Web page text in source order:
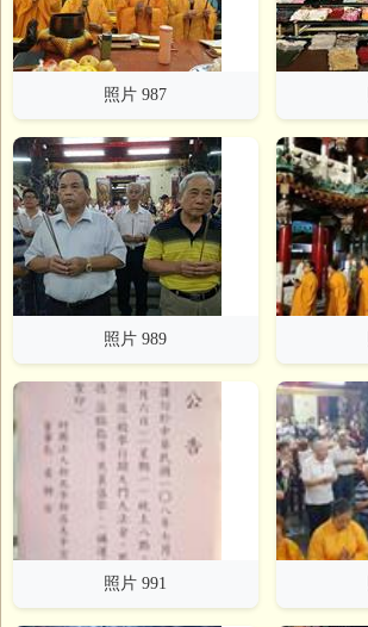
照片 987
照片 989
照片 991